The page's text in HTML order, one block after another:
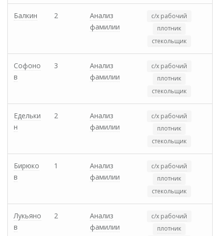
Балкин 2
Анализ
фамилии
с/х рабочий
плотник
стекольщик
Софоно
в
3
Анализ
фамилии
с/х рабочий
плотник
стекольщик
Едельки
н
2
Анализ
фамилии
с/х рабочий
плотник
стекольщик
Бирюко
в
1
Анализ
фамилии
с/х рабочий
плотник
стекольщик
Лукьяно
в
2
Анализ
фамилии
с/х рабочий
плотник